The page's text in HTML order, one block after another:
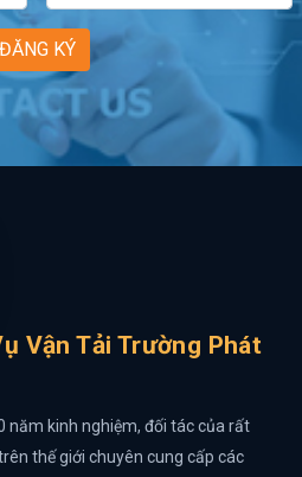
ĐĂNG KÝ
Vận Tải Trường Phát
năm kinh nghiệm, đối tác của rất
thế giới chuyên cung cấp các